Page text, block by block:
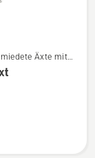
Äxte mit